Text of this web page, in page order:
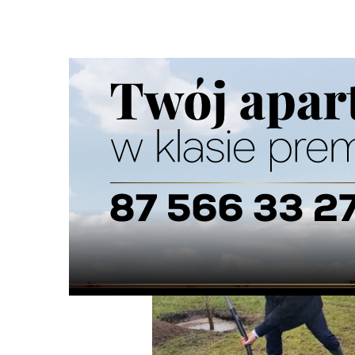
Ścieżka
nawigacyjna
Strona główna
Z ŻYCIA MIASTA 05/11/2020/ 5 Komentarzy
Zasadzili 225 drzew na suwalskich